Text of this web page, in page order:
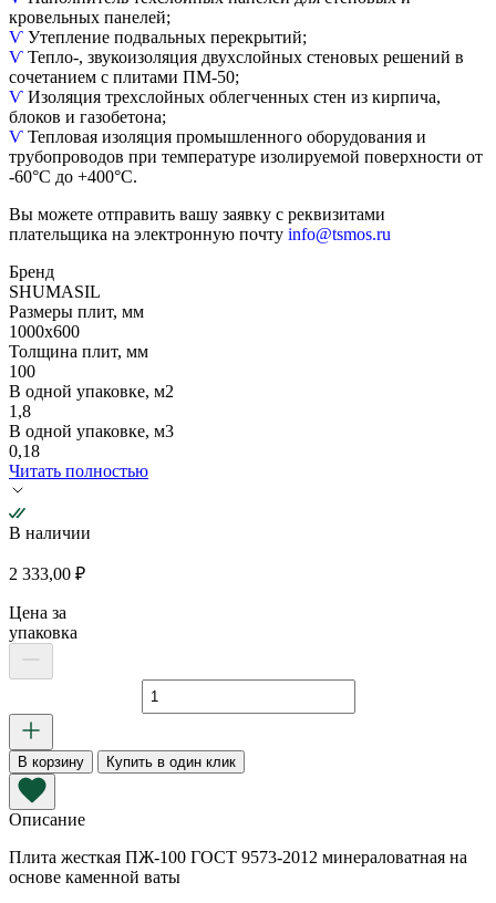
кровельных панелей;
Ѵ Утепление подвальных перекрытий;
Ѵ Тепло-, звукоизоляция двухслойных стеновых решений в
сочетанием с плитами ПМ-50;
Ѵ Изоляция трехслойных облегченных стен из кирпича,
блоков и газобетона;
Ѵ Тепловая изоляция промышленного оборудования и
трубопроводов при температуре изолируемой поверхности от
-60°С до +400°С.
Вы можете отправить вашу заявку с реквизитами
плательщика на электронную почту info@tsmos.ru
Бренд
SHUMASIL
Размеры плит, мм
1000х600
Толщина плит, мм
100
В одной упаковке, м2
1,8
В одной упаковке, м3
0,18
Читать полностью
В наличии
2 333,00 ₽
Цена за
упаковка
Количество
товара
теплоизоляционная
ПЖ-100
В корзину Купить в один клик
Описание
Плита жесткая ПЖ-100 ГОСТ 9573-2012 минераловатная на
основе каменной ваты